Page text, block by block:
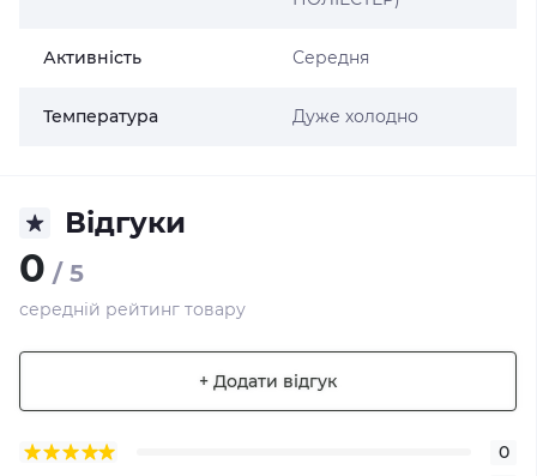
Активність Середня
Температура Дуже холодно
Відгуки
0 / 5
середній рейтинг товару
+ Додати відгук
0